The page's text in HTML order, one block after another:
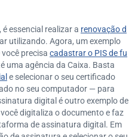
essencial realizar a renovação d
utilizando. Agora, um exemplo
precisa cadastrar o PIS de fu
uma agência da Caixa. Basta
e selecionar o seu certificado
no seu computador — para
digital é outro exemplo de
digitaliza o documento e faz
de assinatura digital. Em